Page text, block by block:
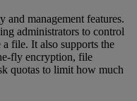
and management features.
administrators to control
file. It also supports the
fly encryption, file
quotas to limit how much